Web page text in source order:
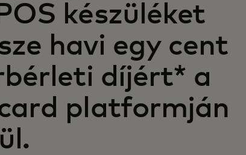
készüléket
havi egy cent
díjért* a
platformján